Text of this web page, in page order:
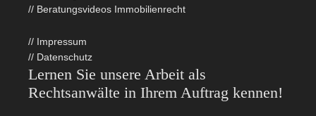
// Beratungsvideos Immobilienrecht
// Impressum
// Datenschutz
Lernen Sie unsere Arbeit als
Rechtsanwälte in Ihrem Auftrag kennen!